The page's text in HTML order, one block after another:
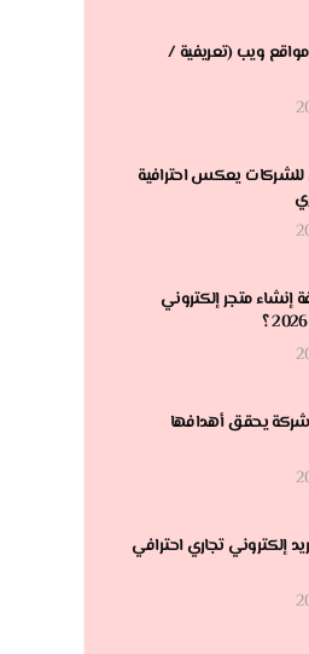
ويب (تعريفية /
يعكس احترافية
إنشاء متجر إلكتروني
يحقق أهدافها
إلكتروني تجاري احترافي